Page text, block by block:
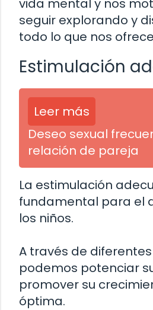
vida mental y nos
seguir explorando y
todo lo que nos
Estimulación
Leer más
Deseo sexual
relación de pareja
La estimulación
fundamental para el
los niños.
A través de
podemos potenciar
promover su
óptima.